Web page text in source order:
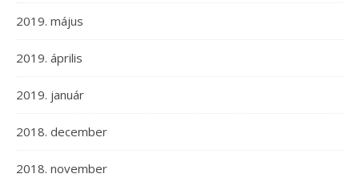
2019. május
2019. április
2019. január
2018. december
2018. november